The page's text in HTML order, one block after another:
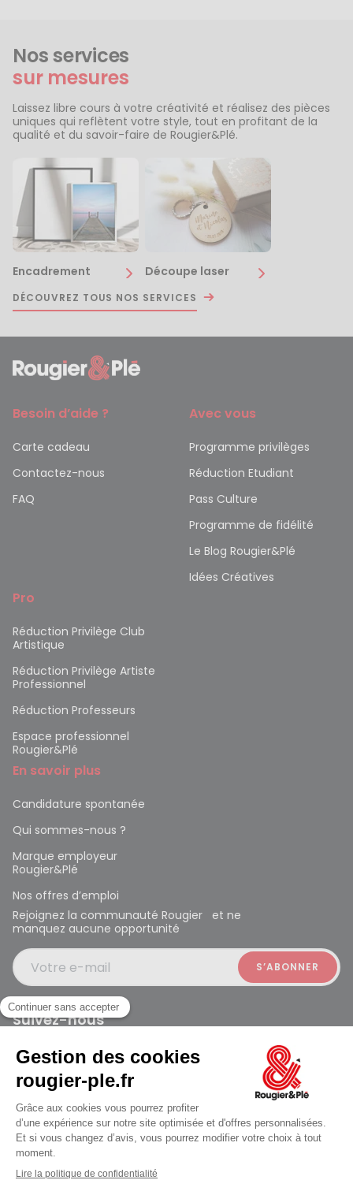
Nos services
sur mesures
Laissez libre cours à votre créativité et réalisez des pièces
uniques qui reflètent votre style, tout en profitant de la
qualité et du savoir-faire de Rougier&Plé.
Encadrement Découpe laser
DÉCOUVREZ TOUS NOS SERVICES
Besoin d’aide ?
Carte cadeau
Contactez-nous
FAQ
Avec vous
Programme privilèges
Réduction Etudiant
Pass Culture
Programme de fidélité
Le Blog Rougier&Plé
Idées Créatives
Pro
Réduction Privilège Club
Artistique
Réduction Privilège Artiste
Professionnel
Réduction Professeurs
Espace professionnel
Rougier&Plé
En savoir plus
Candidature spontanée
Qui sommes-nous ?
Marque employeur
Rougier&Plé
Nos offres d’emploi
Rejoignez la communauté Rougier et ne
manquez aucune opportunité
Votre e-mail
Suivez-nous
Rougier et Plé 2024 Copyright